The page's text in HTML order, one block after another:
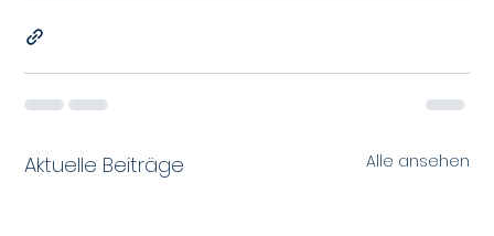
Aktuelle Beiträge Alle ansehen